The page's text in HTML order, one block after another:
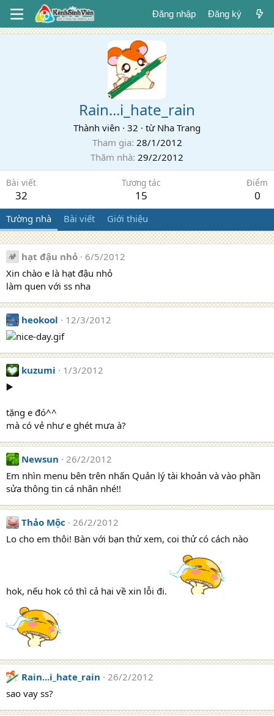
Đăng nhập Đăng ký
Rain...i_hate_rain
Thành viên · 32 · từ Nha Trang
Tham gia 28/1/2012
Thăm nhà 29/2/2012
Bài viết
32
Tương tác
15
Điểm
0
Tường nhà Bài viết Giới thiệu
hạt đậu nhỏ
6/5/2012
Xin chào e là hạt đậu nhỏ
làm quen với ss nha
heokool 12/3/2012
kuzumi
1/3/2012
▶️
tặng e đó^^
mà có vẻ như e ghét mưa à?
Newsun
26/2/2012
Em nhìn menu bên trên nhấn Quản lý tài khoản và vào phần
sửa thông tin cá nhân nhé!!
Thảo Mộc
26/2/2012
Lo cho em thôi! Bàn với bạn thử xem, coi thử có cách nào
hok, nếu hok có thì cả hai về xin lỗi đi.
Rain...i_hate_rain
26/2/2012
sao vay ss?